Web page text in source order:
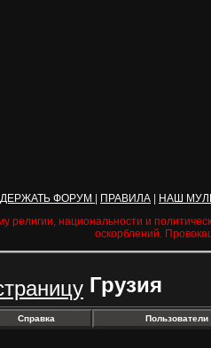
ФОРУМ ПРАВИЛА
НАШ
религии, национальности и
оскорблений.
Грузия
Справка Пользователи